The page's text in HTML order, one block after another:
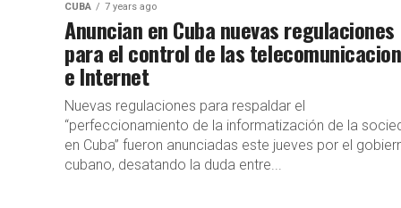
CUBA 7 years ago
Anuncian en Cuba nuevas regulaciones
para el control de las
e Internet
Nuevas regulaciones para respaldar el
“perfeccionamiento de la informatización de la
en Cuba” fueron anunciadas este jueves por el
cubano, desatando la duda entre...